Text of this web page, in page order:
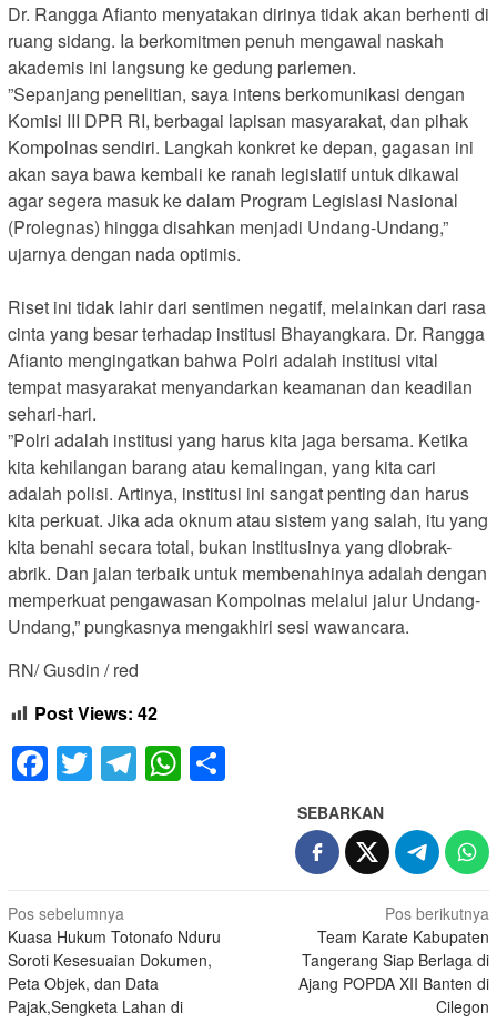
Dr. Rangga Afianto menyatakan dirinya tidak akan berhenti di
ruang sidang. Ia berkomitmen penuh mengawal naskah
akademis ini langsung ke gedung parlemen.
​”Sepanjang penelitian, saya intens berkomunikasi dengan
Komisi III DPR RI, berbagai lapisan masyarakat, dan pihak
Kompolnas sendiri. Langkah konkret ke depan, gagasan ini
akan saya bawa kembali ke ranah legislatif untuk dikawal
agar segera masuk ke dalam Program Legislasi Nasional
(Prolegnas) hingga disahkan menjadi Undang-Undang,”
ujarnya dengan nada optimis.
Riset ini tidak lahir dari sentimen negatif, melainkan dari rasa
cinta yang besar terhadap institusi Bhayangkara. Dr. Rangga
Afianto mengingatkan bahwa Polri adalah institusi vital
tempat masyarakat menyandarkan keamanan dan keadilan
sehari-hari.
​”Polri adalah institusi yang harus kita jaga bersama. Ketika
kita kehilangan barang atau kemalingan, yang kita cari
adalah polisi. Artinya, institusi ini sangat penting dan harus
kita perkuat. Jika ada oknum atau sistem yang salah, itu yang
kita benahi secara total, bukan institusinya yang diobrak-
abrik. Dan jalan terbaik untuk membenahinya adalah dengan
memperkuat pengawasan Kompolnas melalui jalur Undang-
Undang,” pungkasnya mengakhiri sesi wawancara.
RN/ Gusdin / red
Post Views: 42
Facebook
Twitter
Telegram
WhatsApp
SEBARKAN
Navigasi
pos
Pos sebelumnya
Kuasa Hukum Totonafo Nduru
Soroti Kesesuaian Dokumen,
Peta Objek, dan Data
Pajak,Sengketa Lahan di
Pos berikutnya
Team Karate Kabupaten
Tangerang Siap Berlaga di
Ajang POPDA XII Banten di
Cilegon